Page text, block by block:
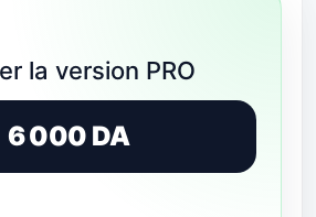
la version PRO
6 000 DA